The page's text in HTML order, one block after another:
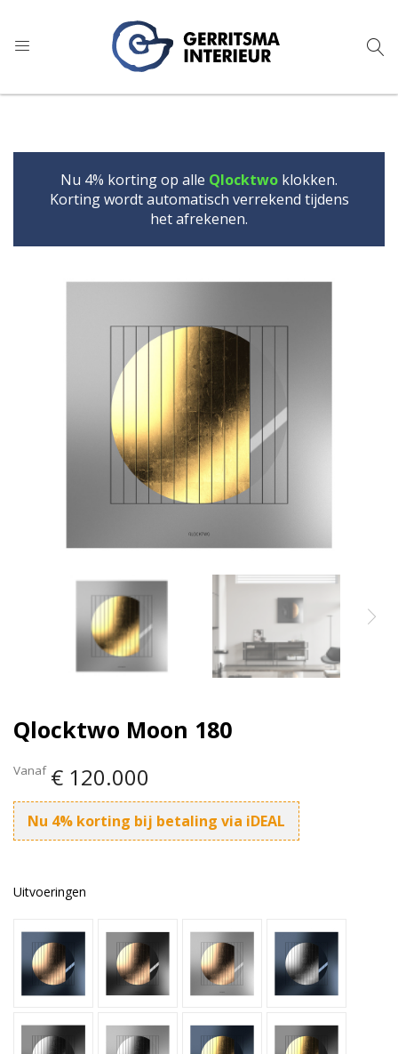
9
Nu 4% korting op alle Qlocktwo klokken.
Korting wordt automatisch verrekend tijdens
het afrekenen.
Qlocktwo Moon 180
Vanaf € 120.000
Nu 4% korting bij betaling via iDEAL
Uitvoeringen